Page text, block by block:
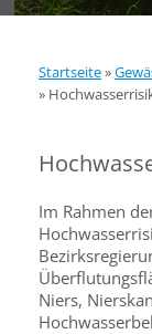
Startseite»
»
Im Rahmen
Niers,